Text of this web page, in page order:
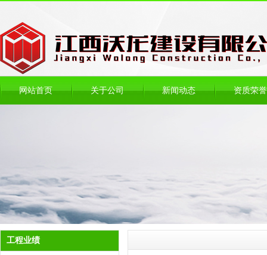
网站首页 关于公司 新闻动态 资质荣誉
工程业绩